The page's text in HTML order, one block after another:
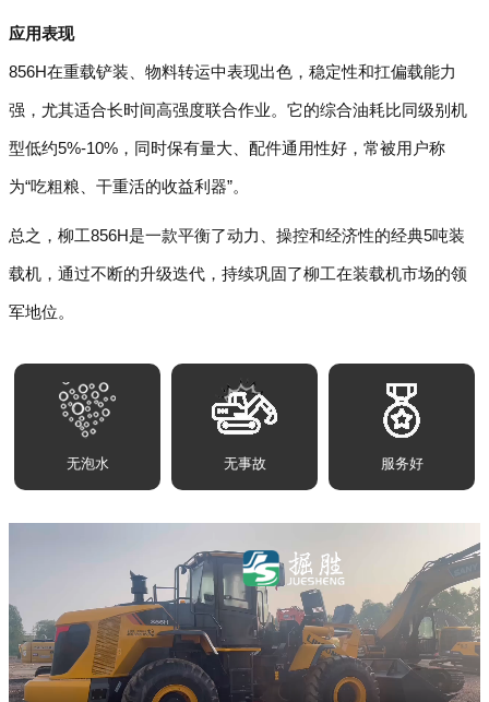
应用表现
856H在重载铲装、物料转运中表现出色，稳定性和扛偏载能力
强，尤其适合长时间高强度联合作业。它的综合油耗比同级别机
型低约5%-10%，同时保有量大、配件通用性好，常被用户称
为“吃粗粮、干重活的收益利器”。
总之，柳工856H是一款平衡了动力、操控和经济性的经典5吨装
载机，通过不断的升级迭代，持续巩固了柳工在装载机市场的领
军地位。
无泡水 无事故 服务好